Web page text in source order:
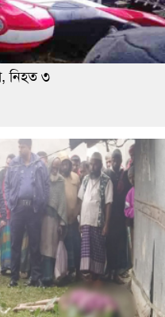
নিহত ৩